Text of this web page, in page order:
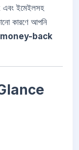
এবং ইমেইলসহ
কারণে আপনি
back